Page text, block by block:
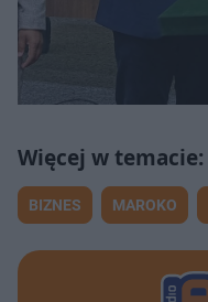
BIZNES MAROKO